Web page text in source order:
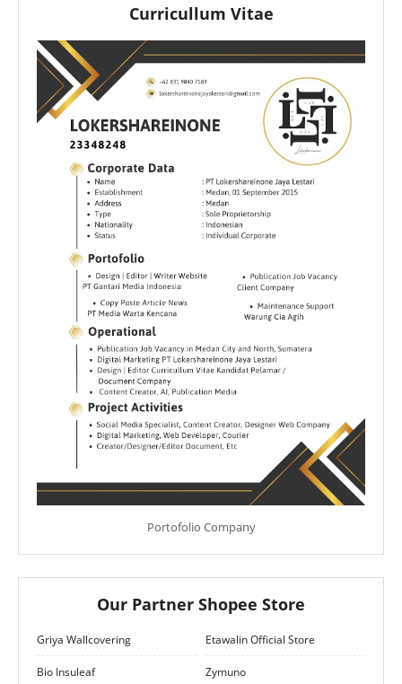
Curricullum Vitae
Portofolio Company
Our Partner Shopee Store
Griya Wallcovering Etawalin Official Store
Bio Insuleaf Zymuno